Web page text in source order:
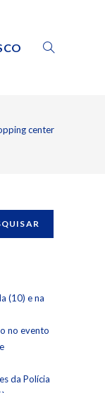
center
(10) e na
no evento
da Polícia